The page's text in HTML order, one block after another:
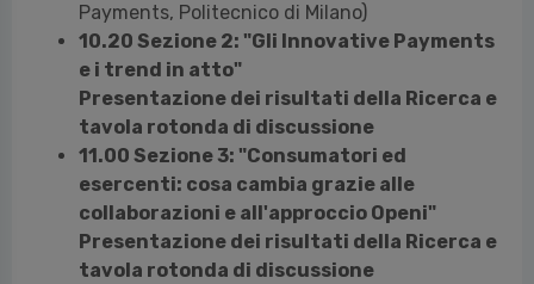
Payments, Politecnico di Milano)
10.20 Sezione 2: "Gli Innovative Payments
e i trend in atto"
Presentazione dei risultati della Ricerca e
tavola rotonda di discussione
11.00 Sezione 3: "Consumatori ed
esercenti: cosa cambia grazie alle
collaborazioni e all'approccio Openi"
Presentazione dei risultati della Ricerca e
tavola rotonda di discussione